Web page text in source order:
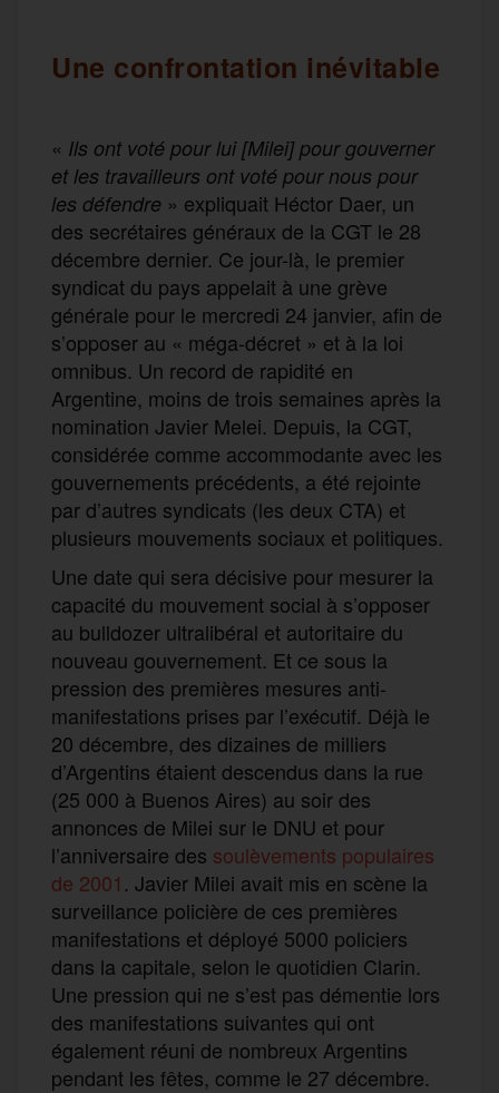
Une confrontation inévitable
« Ils ont voté pour lui [Milei] pour gouverner
et les travailleurs ont voté pour nous pour
les défendre » expliquait Héctor Daer, un
des secrétaires généraux de la CGT le 28
décembre dernier. Ce jour-là, le premier
syndicat du pays appelait à une grève
générale pour le mercredi 24 janvier, afin de
s’opposer au « méga-décret » et à la loi
omnibus. Un record de rapidité en
Argentine, moins de trois semaines après la
nomination Javier Melei. Depuis, la CGT,
considérée comme accommodante avec les
gouvernements précédents, a été rejointe
par d’autres syndicats (les deux CTA) et
plusieurs mouvements sociaux et politiques.
Une date qui sera décisive pour mesurer la
capacité du mouvement social à s’opposer
au bulldozer ultralibéral et autoritaire du
nouveau gouvernement. Et ce sous la
pression des premières mesures anti-
manifestations prises par l’exécutif. Déjà le
20 décembre, des dizaines de milliers
d’Argentins étaient descendus dans la rue
(25 000 à Buenos Aires) au soir des
annonces de Milei sur le DNU et pour
l’anniversaire des soulèvements populaires
de 2001 . Javier Milei avait mis en scène la
surveillance policière de ces premières
manifestations et déployé 5000 policiers
dans la capitale, selon le quotidien Clarin.
Une pression qui ne s’est pas démentie lors
des manifestations suivantes qui ont
également réuni de nombreux Argentins
pendant les fêtes, comme le 27 décembre.